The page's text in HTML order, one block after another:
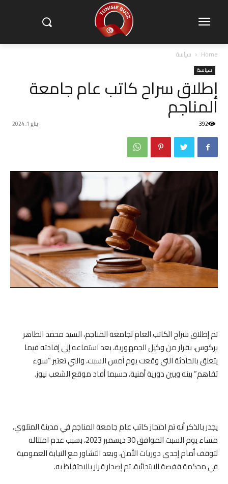
Home سياسة
سياسة
إطلاق سراح كاتب عام جامعة
المناجم
يناير 1, 2024 392
تم إطلاق سراح الكاتب العام لجامعة المناجم، السيد محمد الطاهر
بركوس، بقرار من وكيل الجمهورية، بعد استماعه إلى إفادته فيما
يتعلق بالحادثة التي وقعت يوم أمس السبت، والتي تعتبر “سوء
تفاهم” بينه وبين دورية أمنية، حسبما أفاد موقع الشعب نيوز.
يجدر بالذكر أنه تم احتجاز كاتب عام جامعة المناجم في مدينة المتلوي،
مساء يوم السبت الموافق 30 ديسمبر 2023، بسبب عدم امتثاله
لتوقف أمام إحدى دوريات الأمن، وبعد التشاور مع النيابة العمومية
في محكمة قفصة الابتدائية، تم إصدار قرار بالاحتفاظ به.